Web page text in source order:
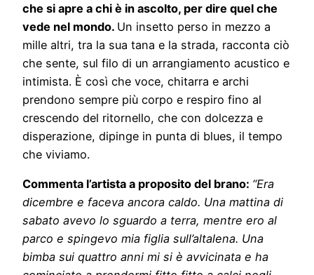
che si apre a chi è in ascolto, per dire quel che
vede nel mondo. Un insetto perso in mezzo a
mille altri, tra la sua tana e la strada, racconta ciò
che sente, sul filo di un arrangiamento acustico e
intimista. È così che voce, chitarra e archi
prendono sempre più corpo e respiro fino al
crescendo del ritornello, che con dolcezza e
disperazione, dipinge in punta di blues, il tempo
che viviamo.
Commenta l’artista a proposito del brano: “Era
dicembre e faceva ancora caldo. Una mattina di
sabato avevo lo sguardo a terra, mentre ero al
parco e spingevo mia figlia sull’altalena. Una
bimba sui quattro anni mi si è avvicinata e ha